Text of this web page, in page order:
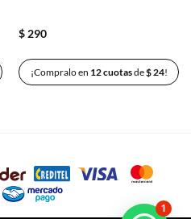
$290
¡Compralo en 12 cuotasde$24!
1